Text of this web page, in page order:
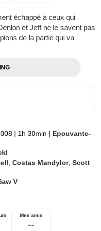
échappé à ceux qui
et Jeff ne le savent pas
de la partie qui va
| 1h 30min | Epouvante-
,Costas Mandylor,Scott
V
Mes amis
--